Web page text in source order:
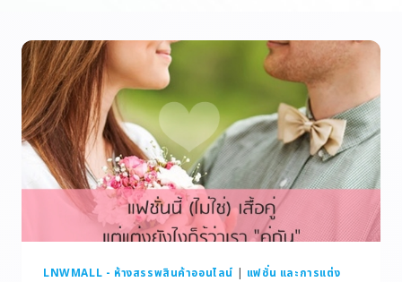
LNWMALL - ห้างสรรพสินค้าออนไลน์ | แฟชั่น และการแต่ง